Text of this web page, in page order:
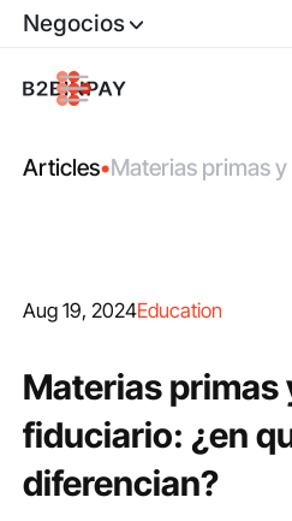
Negocios
Articles•Materias primas
Aug 19, 2024Education
Materias primas
fiduciario: ¿en
diferencian?